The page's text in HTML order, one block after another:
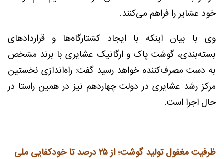
خود عشایر را فراهم می‌کنند.
وی با بیان اینکه با ایجاد کشتارگاه‌ها و قراردادهای
بسته‌بندی، گوشت پاک و ارگانیک عشایری با برند مشخص
به دست مصرف‌کننده خواهد رسید گفت: راه‌اندازی نخستین
مرکز رشد عشایری در دولت چهاردهم نیز در همین راستا در
حال اجرا است.
ظرفیت مغفول تولید گوشت؛ از ۲۵ درصد تا خودکفایی ملی